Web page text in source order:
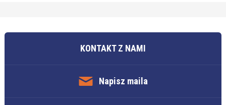
KONTAKT Z NAMI
Napisz maila